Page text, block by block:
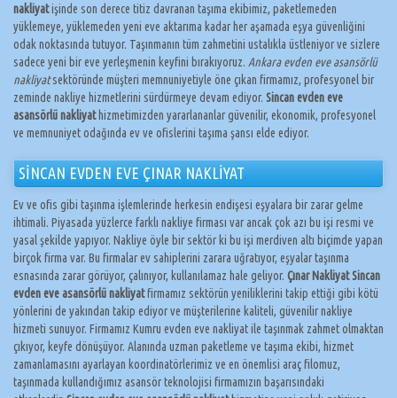
nakliyatişinde son derece titiz davranan taşıma ekibimiz, paketlemeden
yüklemeye, yüklemeden yeni eve aktarıma kadar her aşamada eşya güvenliğini
odak noktasında tutuyor. Taşınmanın tüm zahmetini ustalıkla üstleniyor ve sizlere
sadece yeni bir eve yerleşmenin keyfini bırakıyoruz. Ankara evden eve asansörlü
nakliyatsektöründe müşteri memnuniyetiyle öne çıkan firmamız, profesyonel bir
zeminde nakliye hizmetlerini sürdürmeye devam ediyor. Sincan evden eve
asansörlü nakliyathizmetimizden yararlananlar güvenilir, ekonomik, profesyonel
ve memnuniyet odağında ev ve ofislerini taşıma şansı elde ediyor.
SİNCAN EVDEN EVE ÇINAR NAKLİYAT
Ev ve ofis gibi taşınma işlemlerinde herkesin endişesi eşyalara bir zarar gelme
ihtimali. Piyasada yüzlerce farklı nakliye firması var ancak çok azı bu işi resmi ve
yasal şekilde yapıyor. Nakliye öyle bir sektör ki bu işi merdiven altı biçimde yapan
birçok firma var. Bu firmalar ev sahiplerini zarara uğratıyor, eşyalar taşınma
esnasında zarar görüyor, çalınıyor, kullanılamaz hale geliyor. Çınar Nakliyat Sincan
evden eve asansörlü nakliyatfirmamız sektörün yeniliklerini takip ettiği gibi kötü
yönlerini de yakından takip ediyor ve müşterilerine kaliteli, güvenilir nakliye
hizmeti sunuyor. Firmamız Kumru evden eve nakliyat ile taşınmak zahmet olmaktan
çıkıyor, keyfe dönüşüyor. Alanında uzman paketleme ve taşıma ekibi, hizmet
zamanlamasını ayarlayan koordinatörlerimiz ve en önemlisi araç filomuz,
taşınmada kullandığımız asansör teknolojisi firmamızın başarısındaki